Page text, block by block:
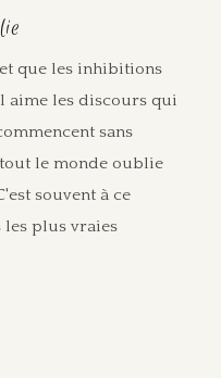
que les inhibitions
aime les discours qui
sans
le monde oublie
souvent à ce
les plus vraies